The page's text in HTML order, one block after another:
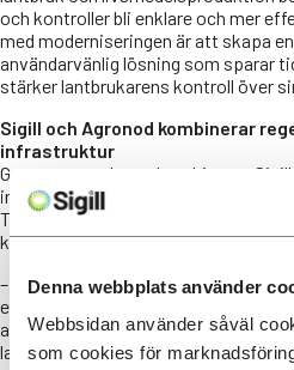
Denna webbplats använder
Webbsidan använder såväl
som cookies för
och kontroller bli enklare och mer
med moderniseringen är att skapa
användarvänlig lösning som sparar
stärker lantbrukarens kontroll över
Sigill och Agronod kombinerar
infrastruktur
Genom samarbetet kombineras
inom regler och kontroller med
Tillsammans förenklar vi
kvalitetssäkrad jordbruksdata – på
– Vi tar nu ett viktigt steg för att
ett vardagsnära verktyg där
administrationen minskar och
lantbrukarens arbete. Tillsammans